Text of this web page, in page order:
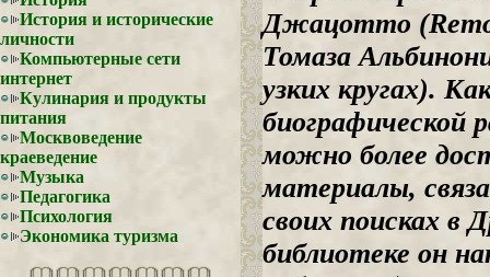
История и исторические
личности
Компьютерные сети
интернет
Кулинария и продукты
питания
Москвоведение
краеведение
Музыка
Педагогика
Психология
Экономика туризма
Джацотто (Remo
Томаза
узких кругах).
биографической
можно более
материалы,
своих поисках в
библиотеке он